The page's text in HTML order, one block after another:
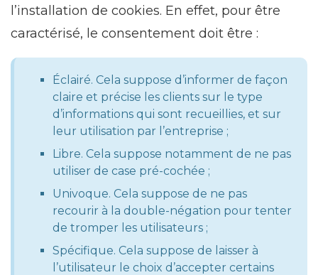
l’installation de cookies. En effet, pour être
caractérisé, le consentement doit être :
Éclairé. Cela suppose d’informer de façon
claire et précise les clients sur le type
d’informations qui sont recueillies, et sur
leur utilisation par l’entreprise ;
Libre. Cela suppose notamment de ne pas
utiliser de case pré-cochée ;
Univoque. Cela suppose de ne pas
recourir à la double-négation pour tenter
de tromper les utilisateurs ;
Spécifique. Cela suppose de laisser à
l’utilisateur le choix d’accepter certains